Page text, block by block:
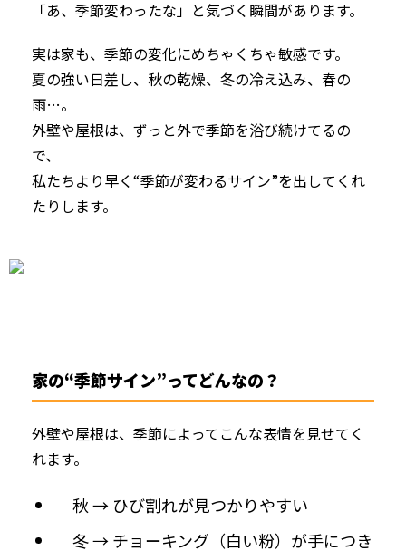
「あ、季節変わったな」と気づく瞬間があります。
実は家も、季節の変化にめちゃくちゃ敏感です。
夏の強い日差し、秋の乾燥、冬の冷え込み、春の
雨…。
外壁や屋根は、ずっと外で季節を浴び続けてるの
で、
私たちより早く“季節が変わるサイン”を出してくれ
たりします。
家の“季節サイン”ってどんなの？
外壁や屋根は、季節によってこんな表情を見せてく
れます。
秋 → ひび割れが見つかりやすい
冬 → チョーキング（白い粉）が手につき